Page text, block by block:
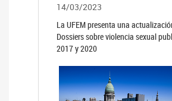
14/03/2023
La UFEM presenta una
Dossiers sobre violencia sexual
2017 y 2020